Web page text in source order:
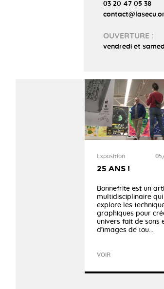
03 20 47 05 38
OUVERTURE :
vendredi et
Exposition
25 ANS !
Bonnefrite est un
multidisciplinaire qui
explore les
graphiques pour
univers fait de sons
d’images de tou...
VOIR